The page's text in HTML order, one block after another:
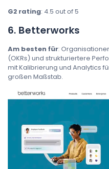
G2 rating: 4.5 out of 5
6. Betterworks
Am besten für:
(OKRs) und strukturiertere
mit Kalibrierung und Analytics
großen Maßstab.